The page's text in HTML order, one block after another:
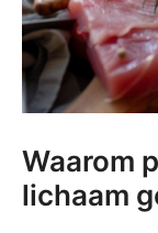
Waarom
lichaam